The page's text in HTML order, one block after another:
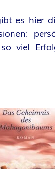
I
N
N
K
es hier
viel